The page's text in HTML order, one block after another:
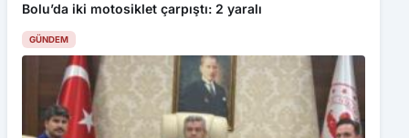
Bolu’da iki motosiklet çarpıştı: 2 yaralı
GÜNDEM